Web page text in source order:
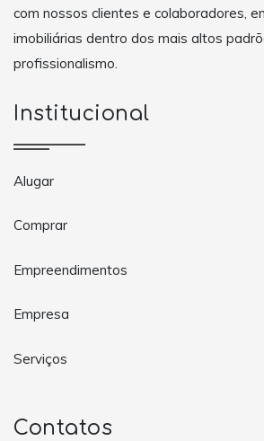
com nossos clientes e colaboradores,
imobiliárias dentro dos mais altos
profissionalismo.
Institucional
Alugar
Comprar
Empreendimentos
Empresa
Serviços
Contatos